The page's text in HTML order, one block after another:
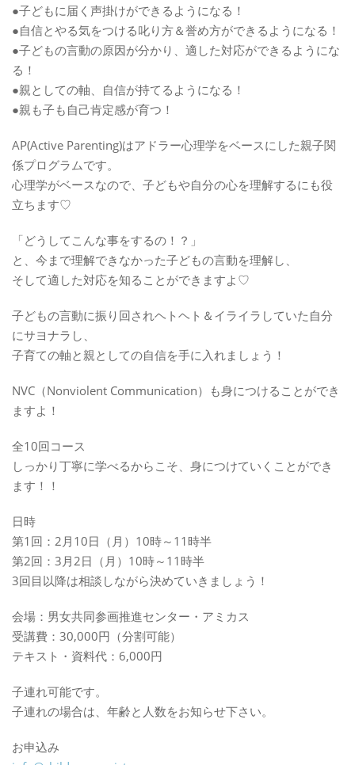
●子どもに届く声掛けができるようになる！
●自信とやる気をつける叱り方＆誉め方ができるようになる！
●子どもの言動の原因が分かり、適した対応ができるようにな
る！
●親としての軸、自信が持てるようになる！
●親も子も自己肯定感が育つ！
AP(Active Parenting)はアドラー心理学をベースにした親子関
係プログラムです。
心理学がベースなので、子どもや自分の心を理解するにも役
立ちます♡
「どうしてこんな事をするの！？」
と、今まで理解できなかった子どもの言動を理解し、
そして適した対応を知ることができますよ♡
子どもの言動に振り回されヘトヘト＆イライラしていた自分
にサヨナラし、
子育ての軸と親としての自信を手に入れましょう！
NVC（Nonviolent Communication）も身につけることができ
ますよ！
全10回コース
しっかり丁寧に学べるからこそ、身につけていくことができ
ます！！
日時
第1回：2月10日（月）10時～11時半
第2回：3月2日（月）10時～11時半
3回目以降は相談しながら決めていきましょう！
会場：男女共同参画推進センター・アミカス
受講費：30,000円（分割可能）
テキスト・資料代：6,000円
子連れ可能です。
子連れの場合は、年齢と人数をお知らせ下さい。
お申込み